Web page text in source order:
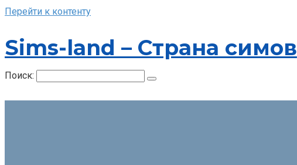
Перейти к контенту
Sims-land – Страна симов
Поиск: